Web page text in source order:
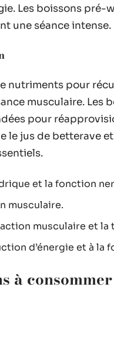
Les boissons pré-
une séance intense.
nutriments pour
musculaire. Les
pour
le jus de betterave
et la fonction
musculaire.
musculaire et la
d’énergie et à la
à